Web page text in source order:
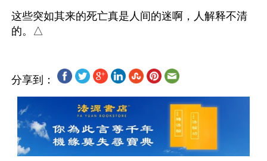
这些突如其来的死亡真是人间的迷啊，人解释不清
分享到：